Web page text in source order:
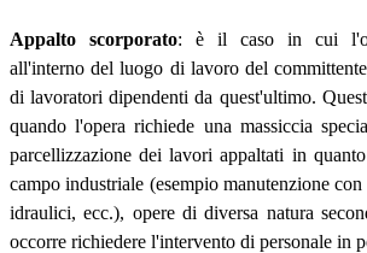
Appalto scorporato: è il caso in cui
all'interno del luogo di lavoro del
di lavoratori dipendenti da quest'ultimo.
quando l'opera richiede una massiccia
parcellizzazione dei lavori appaltati in
campo industriale (esempio manutenzione
idraulici, ecc.), opere di diversa natura
occorre richiedere l'intervento di personale in